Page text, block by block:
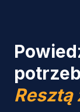
Resztą